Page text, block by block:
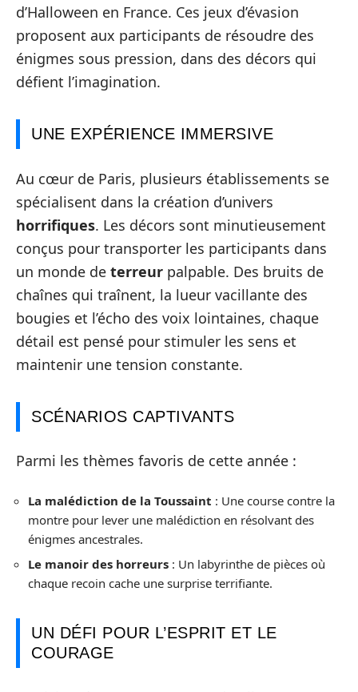
d’Halloween en France. Ces jeux d’évasion
proposent aux participants de résoudre des
énigmes sous pression, dans des décors qui
défient l’imagination.
UNE EXPÉRIENCE IMMERSIVE
Au cœur de Paris, plusieurs établissements se
spécialisent dans la création d’univers
horrifiques. Les décors sont minutieusement
conçus pour transporter les participants dans
un monde de terreur palpable. Des bruits de
chaînes qui traînent, la lueur vacillante des
bougies et l’écho des voix lointaines, chaque
détail est pensé pour stimuler les sens et
maintenir une tension constante.
SCÉNARIOS CAPTIVANTS
Parmi les thèmes favoris de cette année :
La malédiction de la Toussaint : Une course contre la
montre pour lever une malédiction en résolvant des
énigmes ancestrales.
Le manoir des horreurs : Un labyrinthe de pièces où
chaque recoin cache une surprise terrifiante.
UN DÉFI POUR L’ESPRIT ET LE
COURAGE